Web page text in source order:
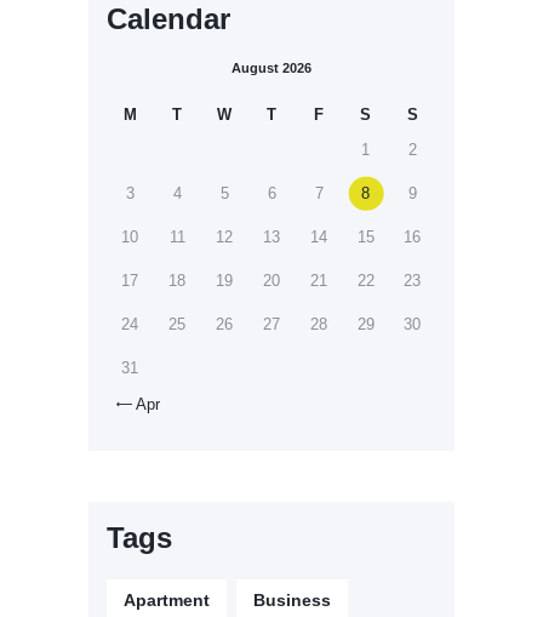
Calendar
August 2026
M T W T F S
S
1
2
3 4 5 6 7 8 9
10 11 12 13 14 15 16
17 18 19 20 21 22 23
24 25 26 27 28 29 30
31
 Apr
Tags
Apartment Business